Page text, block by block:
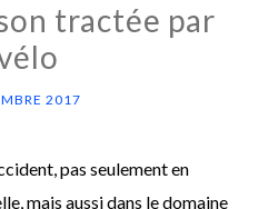
tractée par
2017
pas seulement en
mais aussi dans le domaine